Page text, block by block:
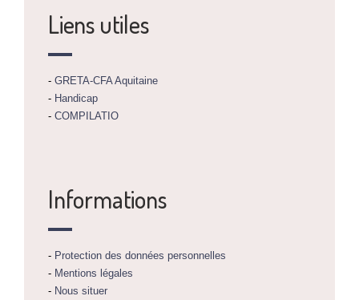
Liens utiles
- GRETA-CFA Aquitaine
- Handicap
- COMPILATIO
Informations
- Protection des données personnelles
- Mentions légales
- Nous situer